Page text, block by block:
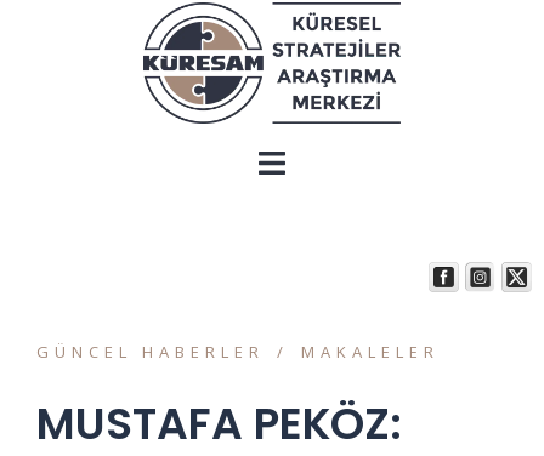
GÜNCEL HABERLER MAKALELER
MUSTAFA PEKÖZ: